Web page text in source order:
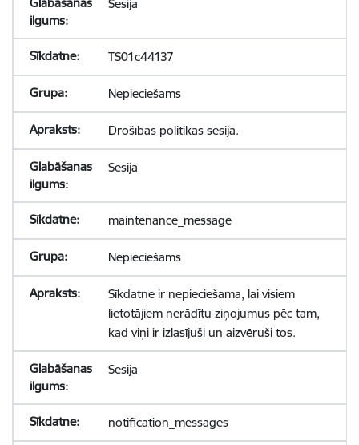
Sesija
TS01c44137
Nepieciešams
Drošības politikas sesija.
Sesija
maintenance_message
Nepieciešams
Sīkdatne ir nepieciešama, lai visiem
lietotājiem nerādītu ziņojumus pēc tam,
kad viņi ir izlasījuši un aizvēruši tos.
Sesija
notification_messages